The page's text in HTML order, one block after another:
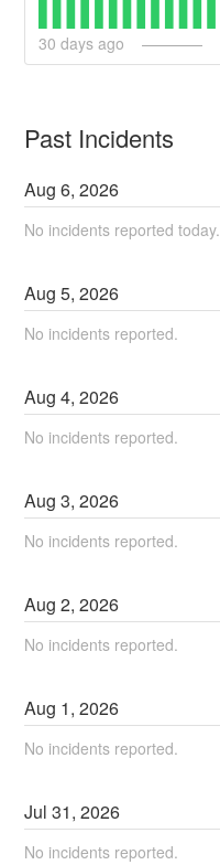
30 days ago
Past Incidents
Aug6,2026
No incidents reported today.
Aug5,2026
No incidents reported.
Aug4,2026
No incidents reported.
Aug3,2026
No incidents reported.
Aug2,2026
No incidents reported.
Aug 1,2026
No incidents reported.
Jul31,2026
No incidents reported.